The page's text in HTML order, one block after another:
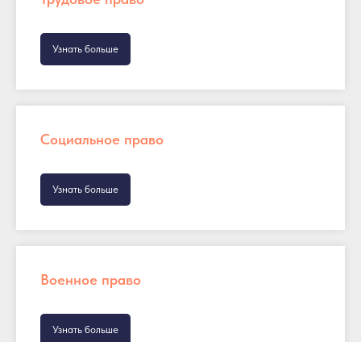
Узнать больше
Социальное право
Узнать больше
Военное право
Узнать больше